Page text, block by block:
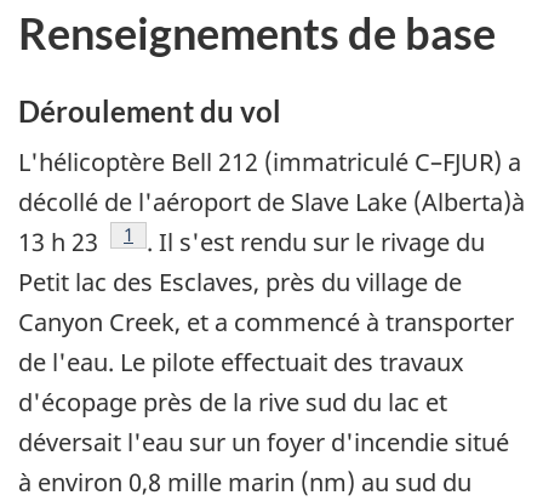
Renseignements de base
Déroulement du vol
L'hélicoptère Bell 212 (immatriculé C–FJUR) a
décollé de l'aéroport de Slave Lake (Alberta)à
13 h 23
Note de bas de page
1
. Il s'est rendu sur le rivage du
Petit lac des Esclaves, près du village de
Canyon Creek, et a commencé à transporter
de l'eau. Le pilote effectuait des travaux
d'écopage près de la rive sud du lac et
déversait l'eau sur un foyer d'incendie situé
à environ 0,8 mille marin (nm) au sud du